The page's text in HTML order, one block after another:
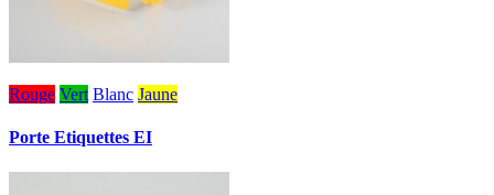
Rouge Vert Blanc Jaune
Porte Etiquettes EI